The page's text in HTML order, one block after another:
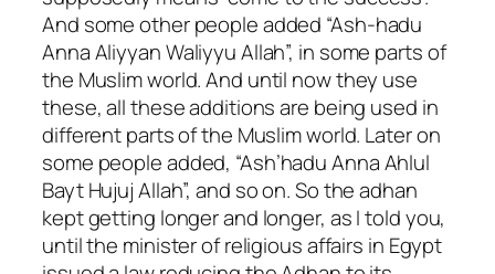
And some other people added “Ash-hadu
Anna Aliyyan Waliyyu Allah”, in some parts of
the Muslim world. And until now they use
these, all these additions are being used in
different parts of the Muslim world. Later on
some people added, “Ash’hadu Anna Ahlul
Bayt Hujuj Allah”, and so on. So the adhan
kept getting longer and longer, as I told you,
until the minister of religious affairs in Egypt